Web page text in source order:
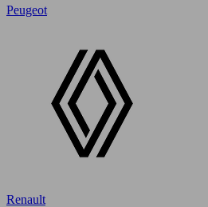
Peugeot
Renault